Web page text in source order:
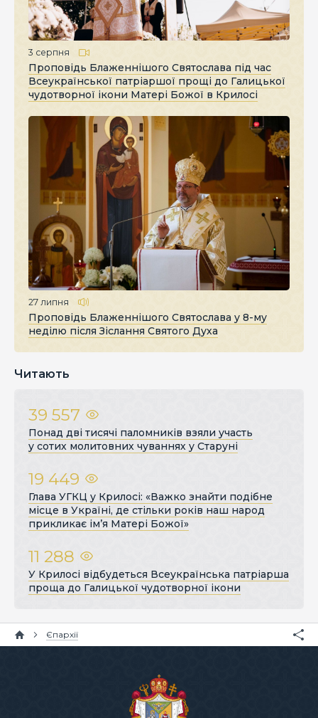
3 серпня
Проповідь Блаженнішого Святослава під час
Всеукраїнської патріаршої прощі до Галицької
чудотворної ікони Матері Божої в Крилосі
27 липня
Проповідь Блаженнішого Святослава у 8-му
неділю після Зіслання Святого Духа
Читають
39 557
Понад дві тисячі паломників взяли участь
у сотих молитовних чуваннях у Старуні
19 449
Глава УГКЦ у Крилосі: «Важко знайти подібне
місце в Україні, де стільки років наш народ
прикликає ім’я Матері Божої»
11 288
У Крилосі відбудеться Всеукраїнська патріарша
проща до Галицької чудотворної ікони
Єпархії